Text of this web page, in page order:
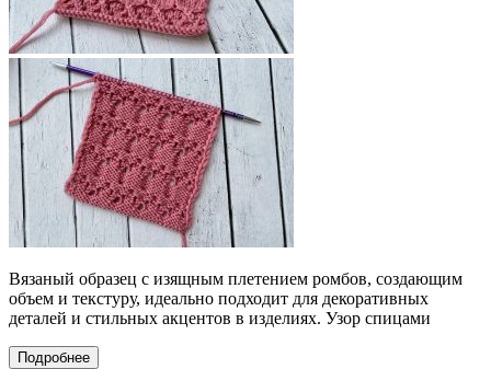
Вязаный образец с изящным плетением ромбов, создающим
объем и текстуру, идеально подходит для декоративных
деталей и стильных акцентов в изделиях. Узор спицами
Подробнее